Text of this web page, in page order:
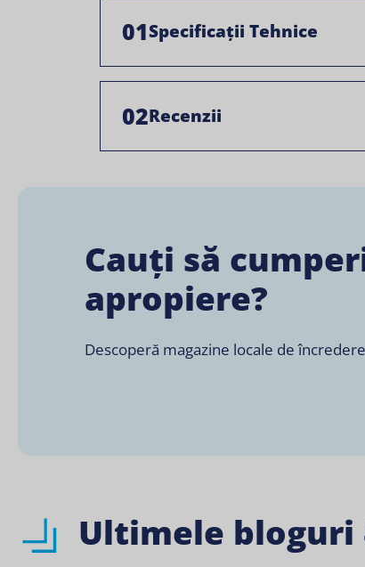
01Specificații Tehnice
02Recenzii
Cauți să
apropiere?
Descoperă magazine locale de
Ultimele bloguri